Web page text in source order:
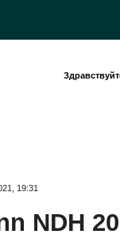
19:31
NDH 20